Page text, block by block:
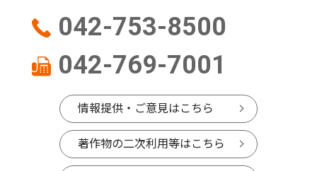
042-753-8500
042-769-7001
情報提供・ご意見はこちら
著作物の二次利用等はこちら